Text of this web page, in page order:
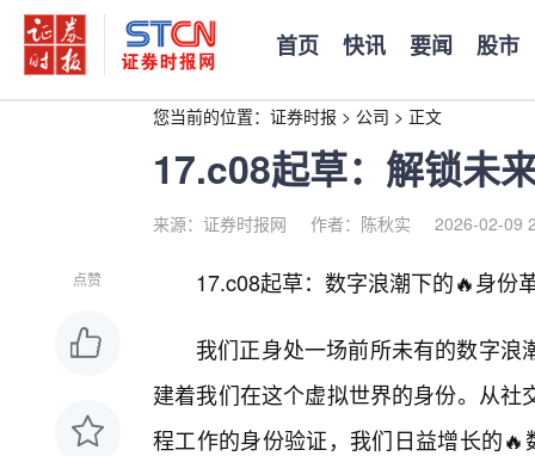
首页 快讯 要闻 股市
您当前的位置： 证券时报 > 公司 > 正文
17.c08起草：解锁未
来源：证券时报网 作者：陈秋实 2026-02-09
点赞 17.c08起草：数字浪潮下的🔥身份
我们正身处一场前所未有的数字
建着我们在这个虚拟世界的身份。从
程工作的身份验证，我们日益增长的